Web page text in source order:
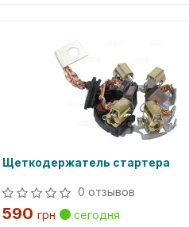
Щеткодержатель стартера
0 отзывов
590грн
сегодня